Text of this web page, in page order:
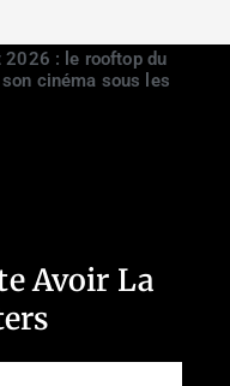
2026 : le rooftop du
cinéma sous les
Avoir La